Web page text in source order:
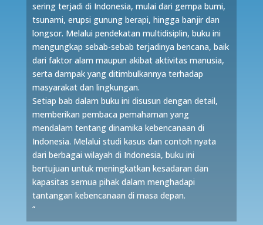
sering terjadi di Indonesia, mulai dari gempa bumi,
tsunami, erupsi gunung berapi, hingga banjir dan
longsor. Melalui pendekatan multidisiplin, buku ini
mengungkap sebab-sebab terjadinya bencana, baik
dari faktor alam maupun akibat aktivitas manusia,
serta dampak yang ditimbulkannya terhadap
masyarakat dan lingkungan.
Setiap bab dalam buku ini disusun dengan detail,
memberikan pembaca pemahaman yang
mendalam tentang dinamika kebencanaan di
Indonesia. Melalui studi kasus dan contoh nyata
dari berbagai wilayah di Indonesia, buku ini
bertujuan untuk meningkatkan kesadaran dan
kapasitas semua pihak dalam menghadapi
tantangan kebencanaan di masa depan.
“